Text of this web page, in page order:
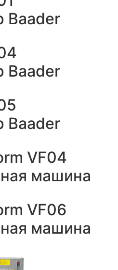
Baader
Baader
Baader
VF04
машина
VF06
машина